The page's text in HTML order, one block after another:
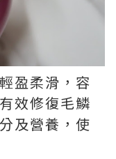
盈柔滑， 容
效修復毛鱗
及營養，使